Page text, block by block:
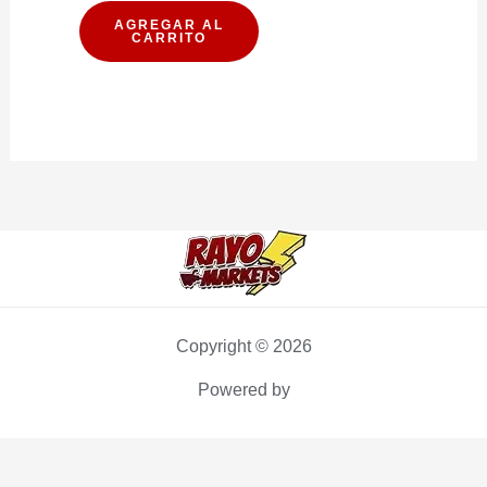
SIN
GAS
AGREGAR AL
CARRITO
Copyright © 2026
Powered by